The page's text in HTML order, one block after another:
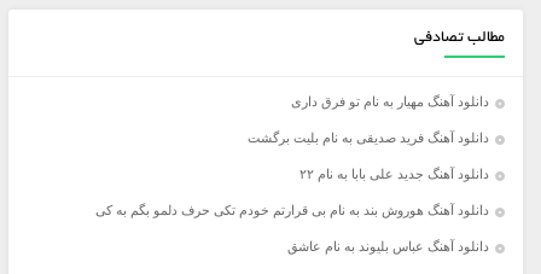
مطالب تصادفی
دانلود آهنگ مهیار به نام تو فرق داری
دانلود آهنگ فرید صدیقی به نام بلیت برگشت
دانلود آهنگ جدید علی بابا به نام ۲۲
دانلود آهنگ هوروش بند به نام بی قرارتم خودم تکی حرف دلمو بگم به کی
دانلود آهنگ عباس بلیوند به نام عاشق